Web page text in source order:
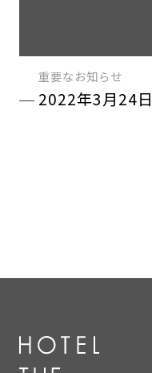
重要なお知らせ
2022年3月24